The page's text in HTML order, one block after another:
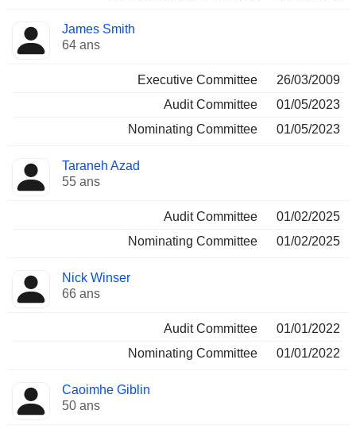
James Smith
64 ans
Executive Committee
26/03/2009
Audit Committee
01/05/2023
Nominating Committee
01/05/2023
Taraneh Azad
55 ans
Audit Committee
01/02/2025
Nominating Committee
01/02/2025
Nick Winser
66 ans
Audit Committee
01/01/2022
Nominating Committee
01/01/2022
Caoimhe Giblin
50 ans